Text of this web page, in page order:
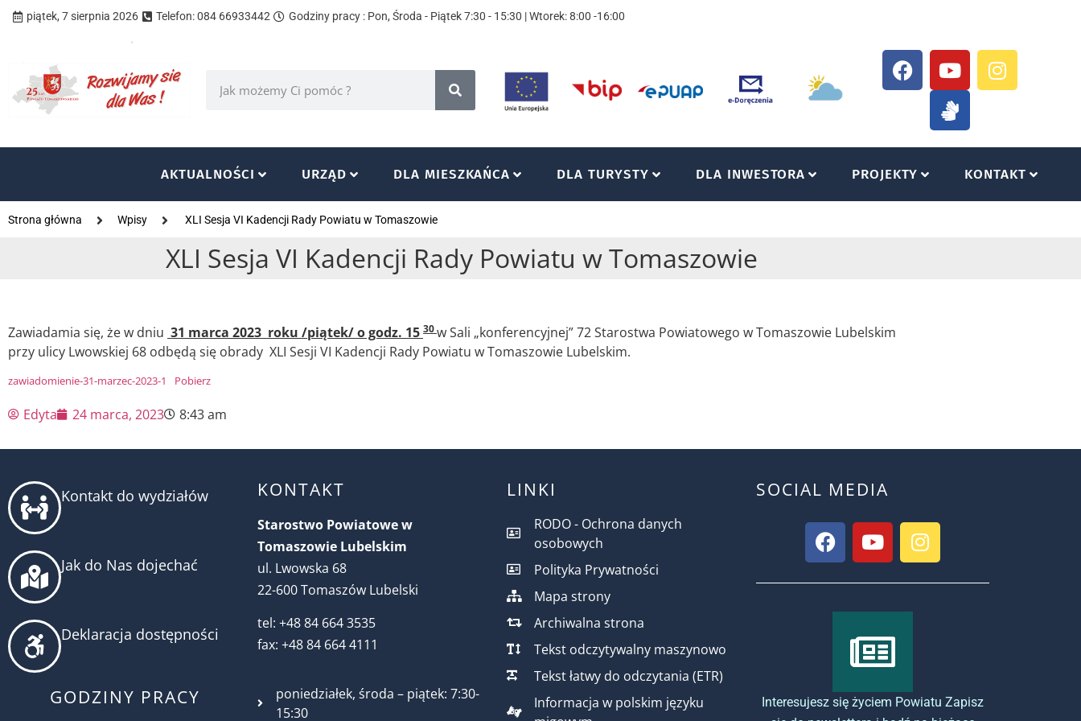
piątek, 7 sierpnia 2026 Telefon: 084 66933442 Godziny pracy : Pon, Środa - Piątek 7:30 - 15:30 | Wtorek: 8:00 -16:00
AKTUALNOŚCI URZĄD DLA MIESZKAŃCA DLA TURYSTY DLA INWESTORA PROJEKTY KONTAKT
Strona główna Wpisy XLI Sesja VI Kadencji Rady Powiatu w Tomaszowie
XLI Sesja VI Kadencji Rady Powiatu w Tomaszowie
Zawiadamia się, że w dniu 31 marca 2023 roku /piątek/ o godz. 15 30w Sali „konferencyjnej” 72 Starostwa Powiatowego w Tomaszowie Lubelskim
przy ulicy Lwowskiej 68 odbędą się obrady XLI Sesji VI Kadencji Rady Powiatu w Tomaszowie Lubelskim.
zawiadomienie-31-marzec-2023-1 Pobierz
Edyta 24 marca, 2023 8:43 am
Kontakt do wydziałów
Jak do Nas dojechać
Deklaracja dostępności
GODZINY PRACY
KONTAKT
Starostwo Powiatowe w
Tomaszowie Lubelskim
ul. Lwowska 68
22-600 Tomaszów Lubelski
tel: +48 84 664 3535
fax: +48 84 664 4111
poniedziałek, środa – piątek: 7:30-
15:30
LINKI
RODO - Ochrona danych
osobowych
Polityka Prywatności
Mapa strony
Archiwalna strona
Tekst odczytywalny maszynowo
Tekst łatwy do odczytania (ETR)
Informacja w polskim języku
SOCIAL MEDIA
Interesujesz się życiem Powiatu Zapisz